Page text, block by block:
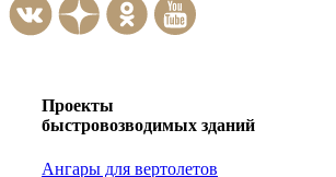
Проекты
быстровозводимых зданий
Ангары для вертолетов